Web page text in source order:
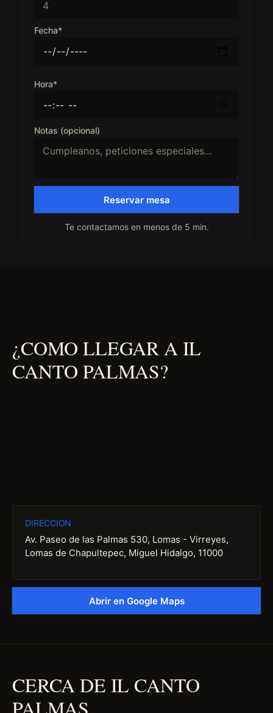
Fecha*
Hora*
Notas (opcional)
Reservar mesa
Te contactamos en menos de 5 min.
¿COMO LLEGAR A IL
CANTO PALMAS?
DIRECCION
Av. Paseo de las Palmas 530, Lomas - Virreyes,
Lomas de Chapultepec, Miguel Hidalgo, 11000
Abrir en Google Maps
CERCA DE IL CANTO